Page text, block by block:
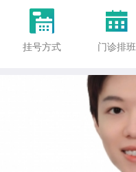

挂号方式

门诊排班